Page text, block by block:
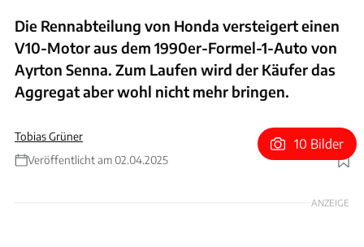
Die Rennabteilung von Honda versteigert einen
V10-Motor aus dem 1990er-Formel-1-Auto von
Ayrton Senna. Zum Laufen wird der Käufer das
Aggregat aber wohl nicht mehr bringen.
Tobias Grüner
Veröffentlicht am 02.04.2025
Foto: Honda
10 Bilder
ANZEIGE